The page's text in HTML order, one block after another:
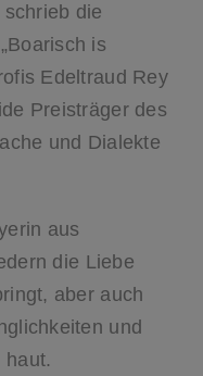
schrieb die
is
Edeltraud Rey
Preisträger des
und Dialekte
aus
die Liebe
aber auch
und
haut.